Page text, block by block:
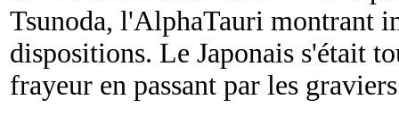
Tsunoda, l'AlphaTauri montrant
dispositions. Le Japonais s'était
frayeur en passant par les